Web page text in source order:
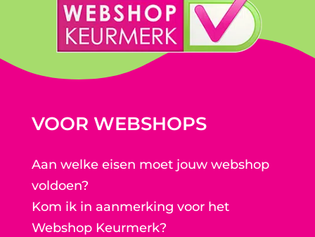
VOOR WEBSHOPS
Aan welke eisen moet jouw webshop
voldoen?
Kom ik in aanmerking voor het
Webshop Keurmerk?